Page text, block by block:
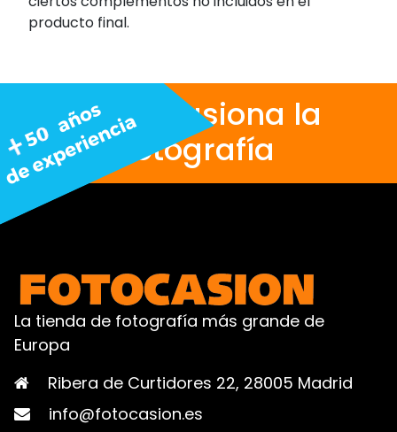
producto final.
Nos apasiona la
fotografía
La tienda de fotografía más grande de
Europa
Ribera de Curtidores 22, 28005 Madrid
info@fotocasion.es